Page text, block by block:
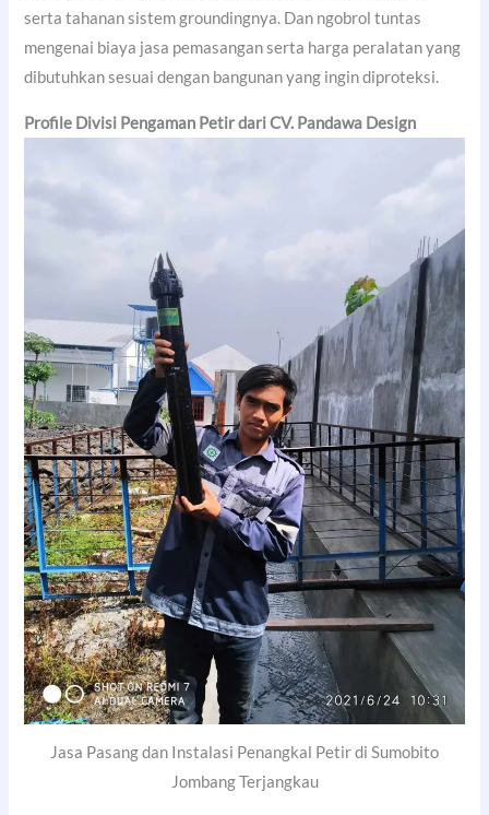
serta tahanan sistem groundingnya. Dan ngobrol tuntas
mengenai biaya jasa pemasangan serta harga peralatan yang
dibutuhkan sesuai dengan bangunan yang ingin diproteksi.
Profile Divisi Pengaman Petir dari CV. Pandawa Design
Jasa Pasang dan Instalasi Penangkal Petir di Sumobito
Jombang Terjangkau